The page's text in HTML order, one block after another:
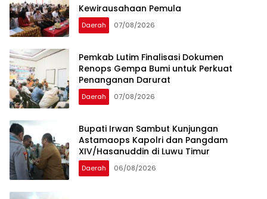
Kewirausahaan Pemula
Daerah 07/08/2026
Pemkab Lutim Finalisasi Dokumen
Renops Gempa Bumi untuk Perkuat
Penanganan Darurat
Daerah 07/08/2026
Bupati Irwan Sambut Kunjungan
Astamaops Kapolri dan Pangdam
XIV/Hasanuddin di Luwu Timur
Daerah 06/08/2026